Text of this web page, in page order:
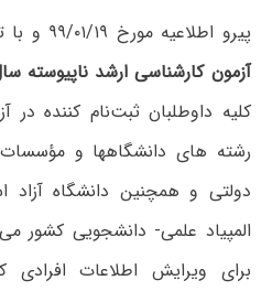
پیرو اطلاعیه مورخ ۹۹/۰۱/۱۹ و با توجه به تغییر تاریخ برگزاری
آزمون کارشناسی ارشد ناپیوسته سال
کلیه داوطلبان ثبت‌نام کننده در
رشته های دانشگاهها و
دولتی و همچنین دانشگاه
المپیاد علمی- دانشجویی کشور
برای ویرایش اطلاعات افرادی